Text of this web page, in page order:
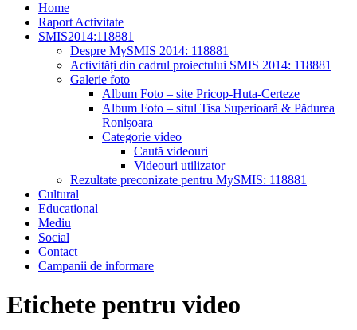
Home
Raport Activitate
SMIS2014:118881
Despre MySMIS 2014: 118881
Activități din cadrul proiectului SMIS 2014: 118881
Galerie foto
Album Foto – site Pricop-Huta-Certeze
Album Foto – situl Tisa Superioară & Pădurea
Ronișoara
Categorie video
Caută videouri
Videouri utilizator
Rezultate preconizate pentru MySMIS: 118881
Cultural
Educational
Mediu
Social
Contact
Campanii de informare
Etichete pentru video